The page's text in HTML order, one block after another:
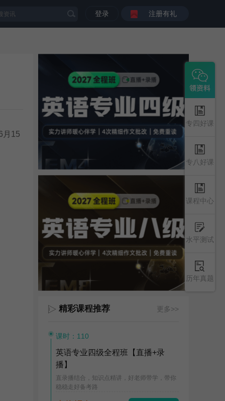
登录 注册有礼
月15
专四好课
专八好课
课程中心
水平测试
历年真题
精彩课程推荐 更多>>
课时：110
英语专业四级全程班【直播+录
播】
直录播结合，知识点精讲，好老师带学，带你
稳稳走好备考路